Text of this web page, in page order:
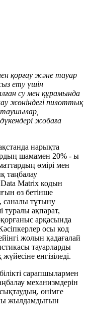
қорғау және тауар
ету үшін
су мен құрамында
жөніндегі пилоттық
жобаға
нарықта
шамамен 20% - ы
өмірі мен
таңбалау
Matrix кодын
өз бетінше
саналы тұтыну
туралы ақпарат,
арқасында
осы код
жолын қадағалай
тауарларды
енгізіледі.
сарапшылармен
механизмдерін
өнімге
жылдамдығын